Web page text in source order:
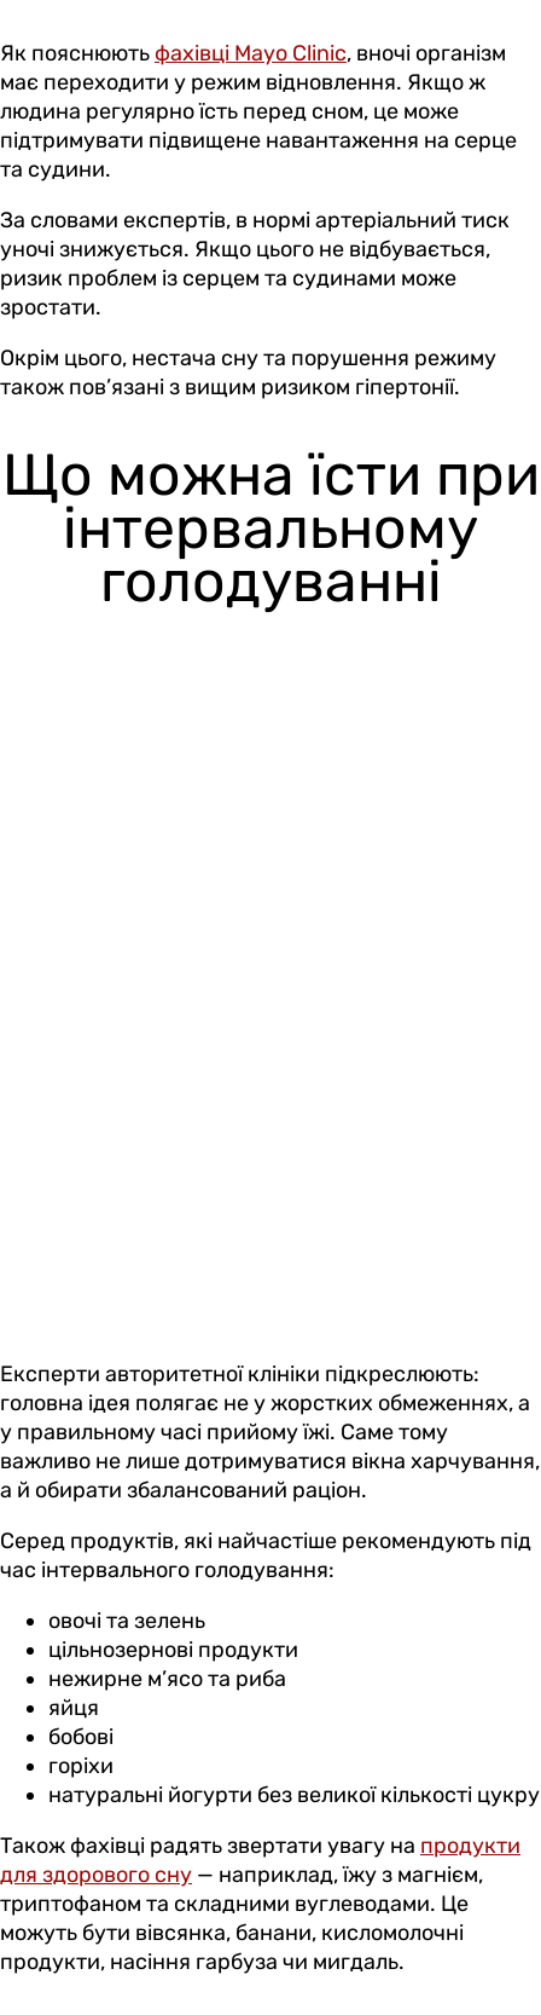
Як пояснюють фахівці Mayo Clinic, вночі організм
має переходити у режим відновлення. Якщо ж
людина регулярно їсть перед сном, це може
підтримувати підвищене навантаження на серце
та судини.
За словами експертів, в нормі артеріальний тиск
уночі знижується. Якщо цього не відбувається,
ризик проблем із серцем та судинами може
зростати.
Окрім цього, нестача сну та порушення режиму
також пов’язані з вищим ризиком гіпертонії.
Що можна їсти при
інтервальному
голодуванні
Експерти авторитетної клініки підкреслюють:
головна ідея полягає не у жорстких обмеженнях, а
у правильному часі прийому їжі. Саме тому
важливо не лише дотримуватися вікна харчування,
а й обирати збалансований раціон.
Серед продуктів, які найчастіше рекомендують під
час інтервального голодування:
овочі та зелень
цільнозернові продукти
нежирне м’ясо та риба
яйця
бобові
горіхи
натуральні йогурти без великої кількості цукру
Також фахівці радять звертати увагу на продукти
для здорового сну — наприклад, їжу з магнієм,
триптофаном та складними вуглеводами. Це
можуть бути вівсянка, банани, кисломолочні
продукти, насіння гарбуза чи мигдаль.